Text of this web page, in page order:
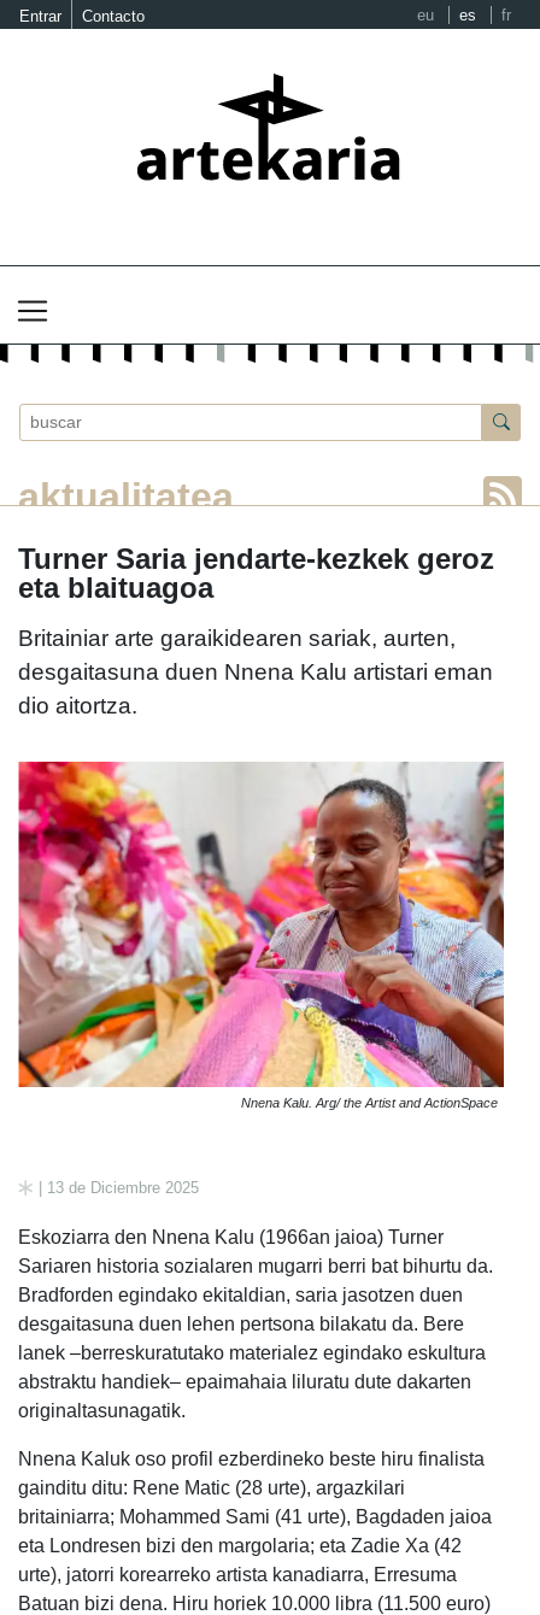
Entrar Contacto eu es fr
aktualitatea
Turner Saria jendarte-kezkek geroz
eta blaituagoa
Britainiar arte garaikidearen sariak, aurten,
desgaitasuna duen Nnena Kalu artistari eman
dio aitortza.
Nnena Kalu. Arg/ the Artist and ActionSpace
| 13 de Diciembre 2025
Eskoziarra den Nnena Kalu (1966an jaioa) Turner
Sariaren historia sozialaren mugarri berri bat bihurtu da.
Bradforden egindako ekitaldian, saria jasotzen duen
desgaitasuna duen lehen pertsona bilakatu da. Bere
lanek –berreskuratutako materialez egindako eskultura
abstraktu handiek– epaimahaia liluratu dute dakarten
originaltasunagatik.
Nnena Kaluk oso profil ezberdineko beste hiru finalista
gainditu ditu: Rene Matic (28 urte), argazkilari
britainiarra; Mohammed Sami (41 urte), Bagdaden jaioa
eta Londresen bizi den margolaria; eta Zadie Xa (42
urte), jatorri korearreko artista kanadiarra, Erresuma
Batuan bizi dena. Hiru horiek 10.000 libra (11.500 euro)